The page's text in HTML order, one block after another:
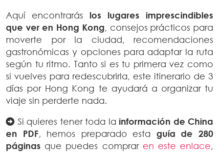
Aquí encontrarás los lugares imprescindibles
que ver en Hong Kong, consejos prácticos para
moverte por la ciudad, recomendaciones
gastronómicas y opciones para adaptar la ruta
según tu ritmo. Tanto si es tu primera vez como
si vuelves para redescubrirla, este itinerario de 3
días por Hong Kong te ayudará a organizar tu
viaje sin perderte nada.
Si quieres tener toda la información de China
en PDF, hemos preparado esta guía de 280
páginas que puedes comprar en este enlace,